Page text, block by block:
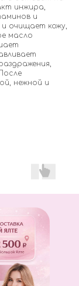
инжира,
и
очищает кожу,
масло
нежной и